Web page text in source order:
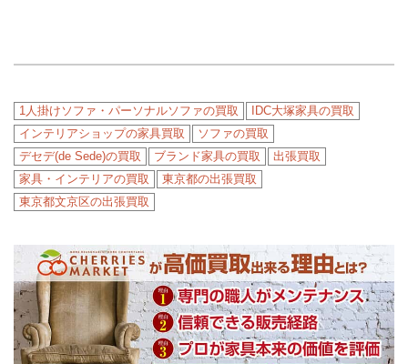
1人掛けソファ・パーソナルソファの買取
IDC大塚家具の買取
インテリアショップの家具買取
ソファの買取
デセデ(de Sede)の買取
ブランド家具の買取
出張買取
家具・インテリアの買取
東京都の出張買取
東京都文京区の出張買取